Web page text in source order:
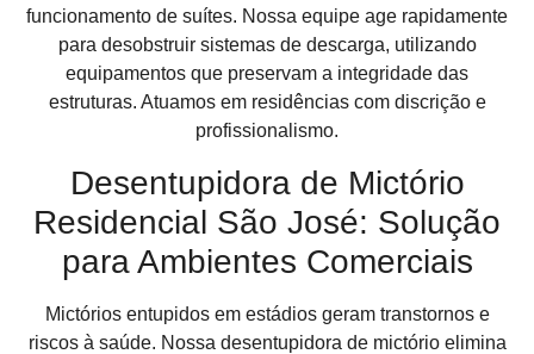
funcionamento de suítes. Nossa equipe age rapidamente
para desobstruir sistemas de descarga, utilizando
equipamentos que preservam a integridade das
estruturas. Atuamos em residências com discrição e
profissionalismo.
Desentupidora de Mictório
Residencial São José: Solução
para Ambientes Comerciais
Mictórios entupidos em estádios geram transtornos e
riscos à saúde. Nossa desentupidora de mictório elimina